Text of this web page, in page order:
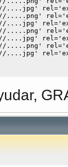
....jpg'
.....png'
....jpg'
.....png'
....jpg'
.....png'
....jpg'